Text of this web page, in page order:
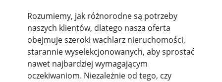
Rozumiemy, jak różnorodne są potrzeby
naszych klientów, dlatego nasza oferta
obejmuje szeroki wachlarz nieruchomości,
starannie wyselekcjonowanych, aby sprostać
nawet najbardziej wymagającym
oczekiwaniom. Niezależnie od tego, czy